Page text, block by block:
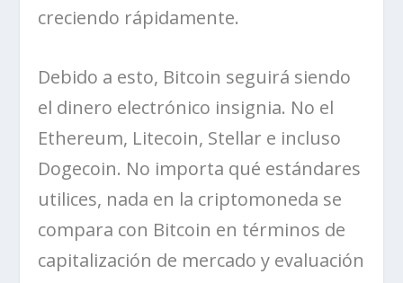
creciendo rápidamente.
Debido a esto, Bitcoin seguirá siendo
el dinero electrónico insignia. No el
Ethereum, Litecoin, Stellar e incluso
Dogecoin. No importa qué estándares
utilices, nada en la criptomoneda se
compara con Bitcoin en términos de
capitalización de mercado y evaluación